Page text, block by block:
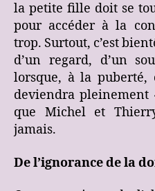
la petite fille doit se
pour accéder à la
trop. Surtout, c’est
d’un regard, d’un
lorsque, à la puberté,
deviendra
que Michel et
jamais.
De l’ignorance de la